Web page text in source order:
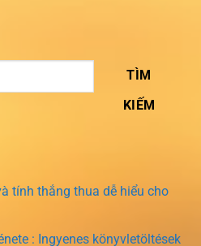
TÌM
KIẾM
tính thắng thua dễ hiểu cho
: Ingyenes könyvletöltések